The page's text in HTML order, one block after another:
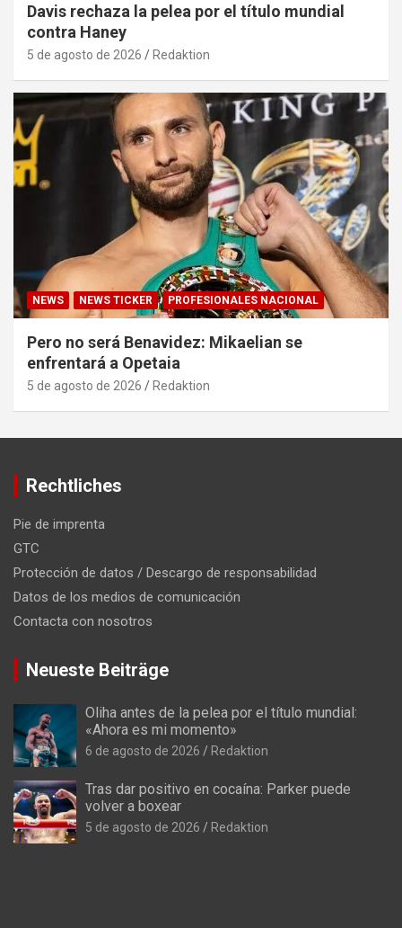
Davis rechaza la pelea por el título mundial
contra Haney
5 de agosto de 2026 Redaktion
NEWS NEWS TICKER PROFESIONALES NACIONAL
Pero no será Benavidez: Mikaelian se
enfrentará a Opetaia
5 de agosto de 2026 Redaktion
Rechtliches
Pie de imprenta
GTC
Protección de datos / Descargo de responsabilidad
Datos de los medios de comunicación
Contacta con nosotros
Neueste Beiträge
Oliha antes de la pelea por el título mundial:
«Ahora es mi momento»
6 de agosto de 2026 Redaktion
Tras dar positivo en cocaína: Parker puede
volver a boxear
5 de agosto de 2026 Redaktion